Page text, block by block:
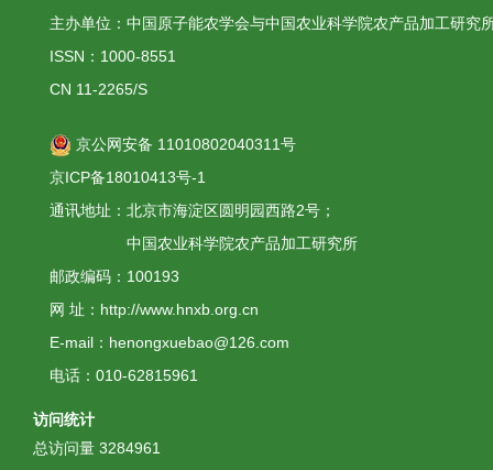
主办单位：中国原子能农学会与中国农业科学院农产品加工研究
ISSN：1000-8551
CN 11-2265/S
京公网安备 11010802040311号
京ICP备18010413号-1
通讯地址：北京市海淀区圆明园西路2号；
中国农业科学院农产品加工研究所
邮政编码：100193
网 址：http://www.hnxb.org.cn
E-mail：henongxuebao@126.com
电话：010-62815961
访问统计
总访问量 3284961